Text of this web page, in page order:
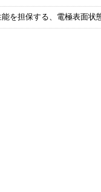
を担保する、電極表面状